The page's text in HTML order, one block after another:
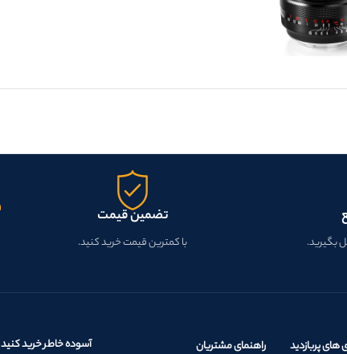
بگیرید.
تضمین قیمت
با کمترین قیمت خرید کنید.
پربازدید راهنمای مشتریان آسوده خاطر خرید کنید